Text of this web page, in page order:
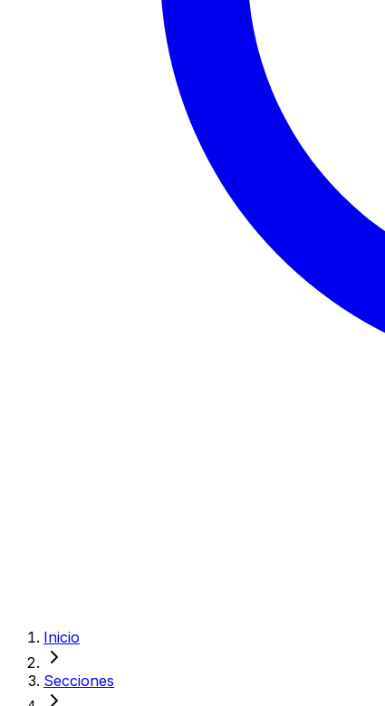
Inicio
Secciones